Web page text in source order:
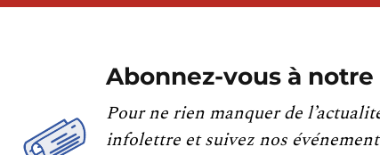
Abonnez-vous à
Pour ne rien manquer de
infolettre et suivez nos